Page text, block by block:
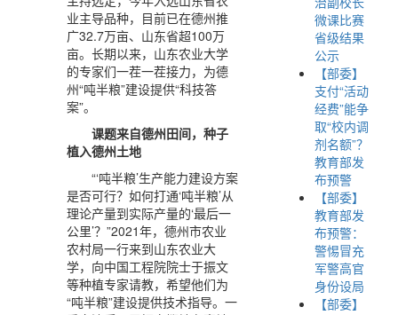
业主导品种，目前已在德州推
广32.7万亩、山东省超100万
亩。长期以来，山东农业大学
的专家们一茬一茬接力，为德
州“吨半粮”建设提供“科技答
案”。
课题来自德州田间，种子
植入德州土地
“‘吨半粮’生产能力建设方案
是否可行？如何打通‘吨半粮’从
理论产量到实际产量的‘最后一
公里’？”2021年，德州市农业
农村局一行来到山东农业大
学，向中国工程院院士于振文
等种植专家请教，希望他们为
“吨半粮”建设提供技术指导。一
微课比赛
省级结果
公示
【部委】
支付“活动
经费”能争
取“校内调
剂名额”？
教育部发
布预警
【部委】
教育部发
布预警：
警惕冒充
军警高官
身份设局
【部委】